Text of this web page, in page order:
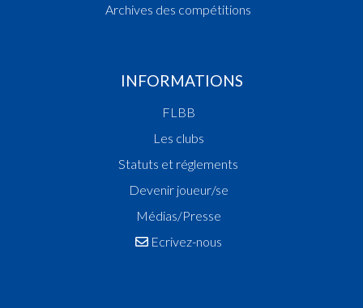
Archives des compétitions
INFORMATIONS
FLBB
Les clubs
Statuts et réglements
Devenir joueur/se
Médias/Presse
Ecrivez-nous